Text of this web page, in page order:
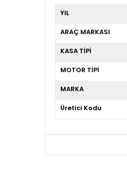
YIL
ARAÇ MARKASI
KASA TİPİ
MOTOR TİPİ
MARKA
Üretici Kodu